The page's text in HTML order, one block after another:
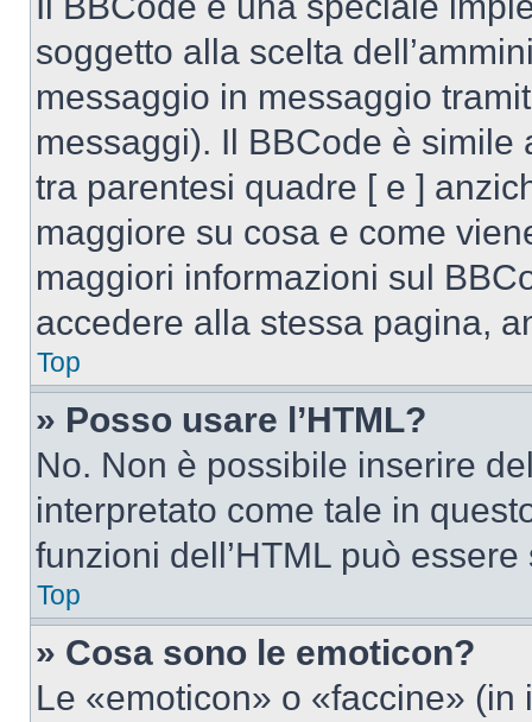
soggetto alla scelta
messaggio in messaggio
messaggi). Il BBCode è simile
tra parentesi quadre [ e ]
maggiore su cosa e come
maggiori informazioni sul
accedere alla stessa pagina,
Top
» Posso usare l’HTML?
No. Non è possibile inserire
interpretato come tale in
funzioni dell’HTML può
Top
» Cosa sono le emoticon?
Le «emoticon» o «faccine»